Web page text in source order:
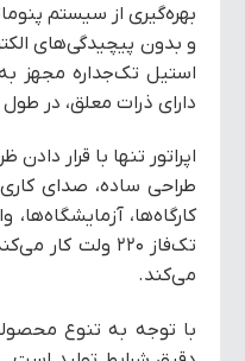
بهره‌گیری از سیستم
استیل تک‌جداره مجهز
دارای ذرات معلق، در طول
اپراتور تنها با قرار
طراحی ساده، صدای
تک‌فاز ۲۲۰ ولت
می‌کند.
با توجه به تنوع